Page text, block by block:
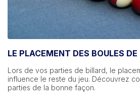
LE PLACEMENT DES BOULES DE
Lors de vos parties de billard, le
influence le reste du jeu. Découvrez
parties de la bonne façon.